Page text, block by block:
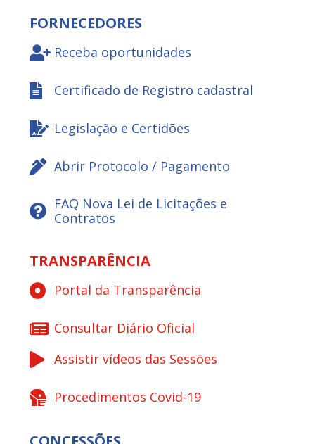
FORNECEDORES
Receba oportunidades
Certificado de Registro cadastral
Legislação e Certidões
Abrir Protocolo / Pagamento
FAQ Nova Lei de Licitações e
Contratos
TRANSPARÊNCIA
Portal da Transparência
Consultar Diário Oficial
Assistir vídeos das Sessões
Procedimentos Covid-19